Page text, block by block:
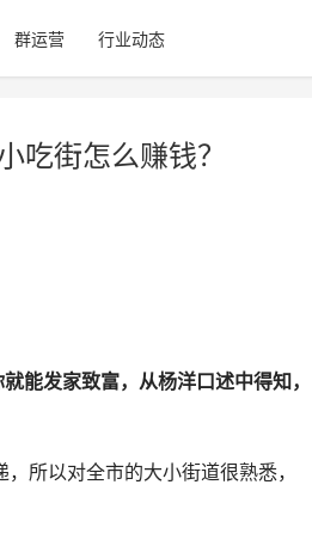
群运营 行业动态
吃街怎么赚钱？
能发家致富，从杨洋口述中得知，
所以对全市的大小街道很熟悉，